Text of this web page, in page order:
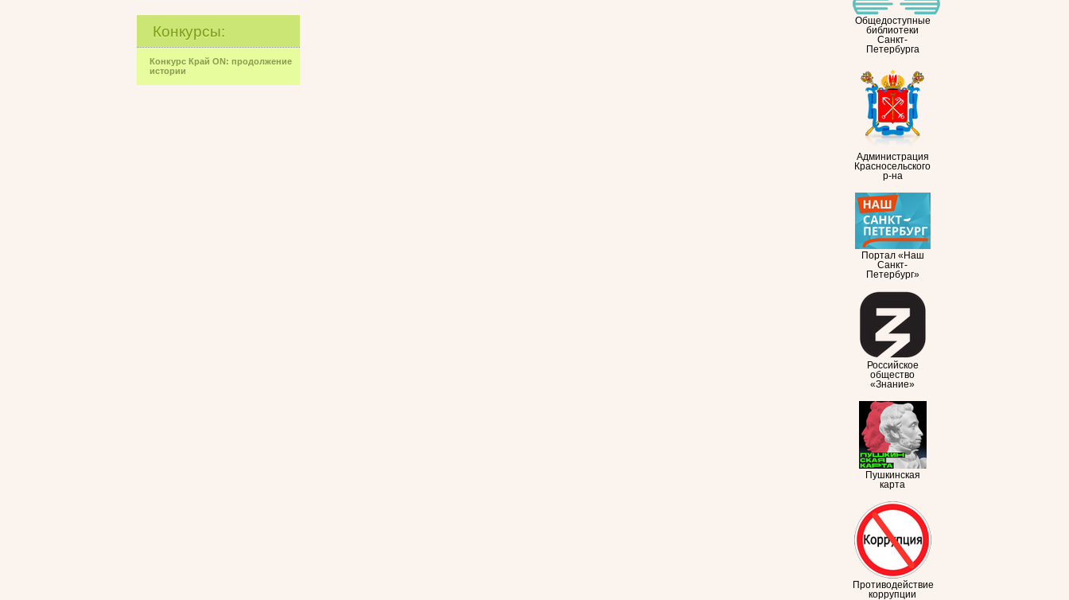
Конкурсы:
Конкурс Край ON: продолжение
истории
Общедоступные
библиотеки
Санкт-
Петербурга
Администрация
Красносельского
р-на
Портал «Наш
Санкт-
Петербург»
Российское
общество
«Знание»
Пушкинская
карта
Противодействие
коррупции